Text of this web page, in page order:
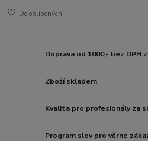
Do oblíbených
Doprava od 1000,- bez DPH
Zboží skladem
Kvalita pro profesionály za
Program slev pro věrné